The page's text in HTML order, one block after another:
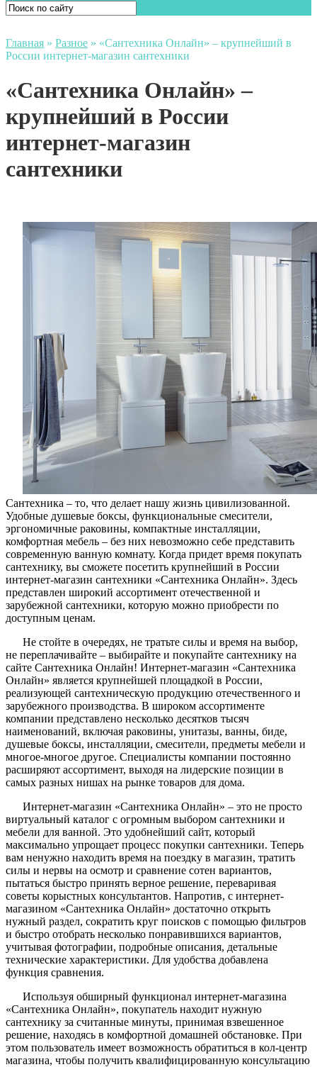
Главная » Разное » «Сантехника Онлайн» – крупнейший в
России интернет-магазин сантехники
«Сантехника Онлайн» –
крупнейший в России
интернет-магазин
сантехники
Сантехника – то, что делает нашу жизнь цивилизованной.
Удобные душевые боксы, функциональные смесители,
эргономичные раковины, компактные инсталляции,
комфортная мебель – без них невозможно себе представить
современную ванную комнату. Когда придет время покупать
сантехнику, вы сможете посетить крупнейший в России
интернет-магазин сантехники «Сантехника Онлайн». Здесь
представлен широкий ассортимент отечественной и
зарубежной сантехники, которую можно приобрести по
доступным ценам.
Не стойте в очередях, не тратьте силы и время на выбор,
не переплачивайте – выбирайте и покупайте сантехнику на
сайте Сантехника Онлайн! Интернет-магазин «Сантехника
Онлайн» является крупнейшей площадкой в России,
реализующей сантехническую продукцию отечественного и
зарубежного производства. В широком ассортименте
компании представлено несколько десятков тысяч
наименований, включая раковины, унитазы, ванны, биде,
душевые боксы, инсталляции, смесители, предметы мебели и
многое-многое другое. Специалисты компании постоянно
расширяют ассортимент, выходя на лидерские позиции в
самых разных нишах на рынке товаров для дома.
Интернет-магазин «Сантехника Онлайн» – это не просто
виртуальный каталог с огромным выбором сантехники и
мебели для ванной. Это удобнейший сайт, который
максимально упрощает процесс покупки сантехники. Теперь
вам ненужно находить время на поездку в магазин, тратить
силы и нервы на осмотр и сравнение сотен вариантов,
пытаться быстро принять верное решение, переваривая
советы корыстных консультантов. Напротив, с интернет-
магазином «Сантехника Онлайн» достаточно открыть
нужный раздел, сократить круг поисков с помощью фильтров
и быстро отобрать несколько понравившихся вариантов,
учитывая фотографии, подробные описания, детальные
технические характеристики. Для удобства добавлена
функция сравнения.
Используя обширный функционал интернет-магазина
«Сантехника Онлайн», покупатель находит нужную
сантехнику за считанные минуты, принимая взвешенное
решение, находясь в комфортной домашней обстановке. При
этом пользователь имеет возможность обратиться в кол-центр
магазина, чтобы получить квалифицированную консультацию